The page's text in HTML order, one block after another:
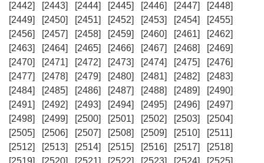
[2442]
[2443] [2444] [2445] [2446] [2447]
[2448]
[2449]
[2450] [2451] [2452] [2453] [2454]
[2455]
[2456]
[2457] [2458] [2459] [2460] [2461]
[2462]
[2463]
[2464] [2465] [2466] [2467] [2468]
[2469]
[2470]
[2471] [2472] [2473] [2474] [2475]
[2476]
[2477]
[2478] [2479] [2480] [2481] [2482]
[2483]
[2484]
[2485] [2486] [2487] [2488] [2489]
[2490]
[2491]
[2492] [2493] [2494] [2495] [2496]
[2497]
[2498]
[2499] [2500] [2501] [2502] [2503]
[2504]
[2505]
[2506] [2507] [2508] [2509] [2510]
[2511]
[2512]
[2513] [2514] [2515] [2516] [2517]
[2518]
[2519]
[2520] [2521] [2522] [2523] [2524]
[2525]